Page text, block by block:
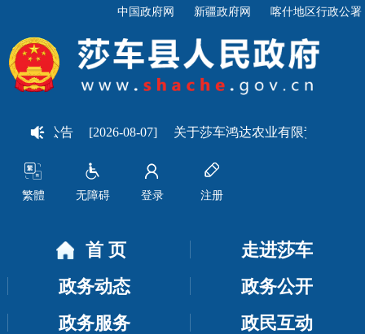
中国政府网 新疆政府网 喀什地区行政公署
检查公告 [2026-08-07] 关于莎车鸿达农业有限责任公司
繁體 无障碍 登录 注册
首 页
走进莎车
政务动态
政务公开
政务服务
政民互动